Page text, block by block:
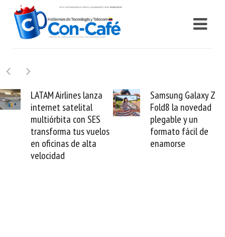
Samsung Galaxy Z
Fold8 la novedad
plegable y un
formato fácil de
enamorse
Cashea levanta 100
millones de dólares y
valida el crédito del
venezolano ante el
mundo